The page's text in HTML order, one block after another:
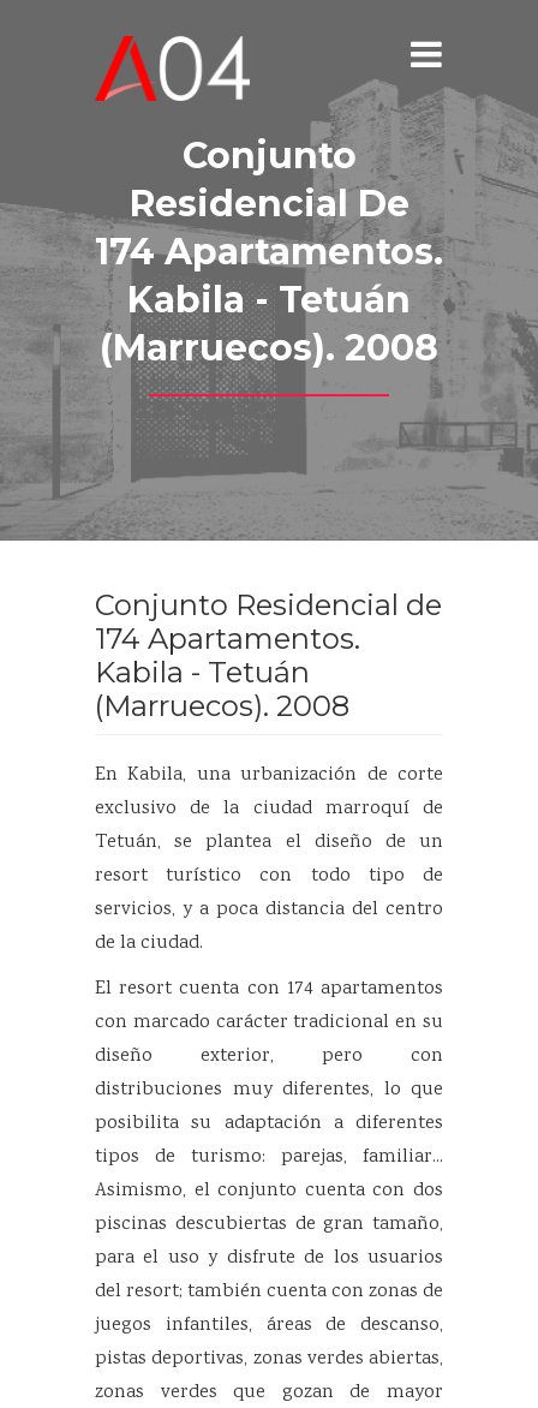
Conjunto
Residencial De
174 Apartamentos.
Kabila - Tetuán
(Marruecos). 2008
Conjunto Residencial de
174 Apartamentos.
Kabila - Tetuán
(Marruecos). 2008
En Kabila, una urbanización de corte
exclusivo de la ciudad marroquí de
Tetuán, se plantea el diseño de un
resort turístico con todo tipo de
servicios, y a poca distancia del centro
de la ciudad.
El resort cuenta con 174 apartamentos
con marcado carácter tradicional en su
diseño exterior, pero con
distribuciones muy diferentes, lo que
posibilita su adaptación a diferentes
tipos de turismo: parejas, familiar...
Asimismo, el conjunto cuenta con dos
piscinas descubiertas de gran tamaño,
para el uso y disfrute de los usuarios
del resort; también cuenta con zonas de
juegos infantiles, áreas de descanso,
pistas deportivas, zonas verdes abiertas,
zonas verdes que gozan de mayor